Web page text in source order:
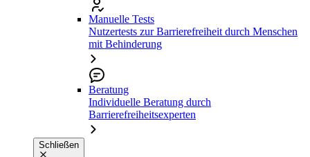
Manuelle Tests
Nutzertests zur Barrierefreiheit durch Menschen
mit Behinderung
Beratung
Individuelle Beratung durch
Barrierefreiheitsexperten
Schließen